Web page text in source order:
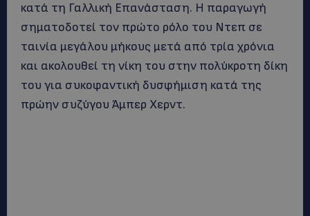
κατά τη Γαλλική Επανάσταση. Η παραγωγή
σηματοδοτεί τον πρώτο ρόλο του Ντεπ σε
ταινία μεγάλου μήκους μετά από τρία χρόνια
και ακολουθεί τη νίκη του στην πολύκροτη δίκη
του για συκοφαντική δυσφήμιση κατά της
πρώην συζύγου Άμπερ Χερντ.